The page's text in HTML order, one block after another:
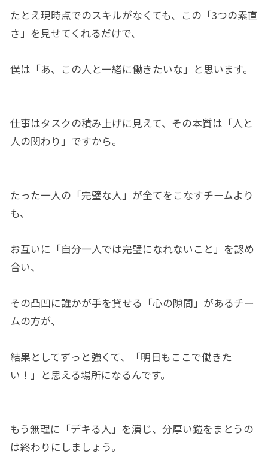
たとえ現時点でのスキルがなくても、この「3つの素直
さ」を見せてくれるだけで、
僕は「あ、この人と一緒に働きたいな」と思います。
仕事はタスクの積み上げに見えて、その本質は「人と
人の関わり」ですから。
たった一人の「完璧な人」が全てをこなすチームより
も、
お互いに「自分一人では完璧になれないこと」を認め
合い、
その凸凹に誰かが手を貸せる「心の隙間」があるチー
ムの方が、
結果としてずっと強くて、「明日もここで働きた
い！」と思える場所になるんです。
もう無理に「デキる人」を演じ、分厚い鎧をまとうの
は終わりにしましょう。